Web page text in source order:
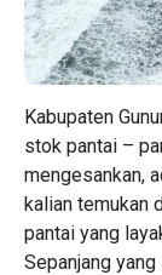
Kabupaten
stok pantai –
mengesankan,
kalian temukan
pantai yang
Sepanjang